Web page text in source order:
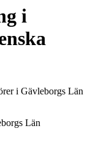
i
i Gävleborgs Län
Län